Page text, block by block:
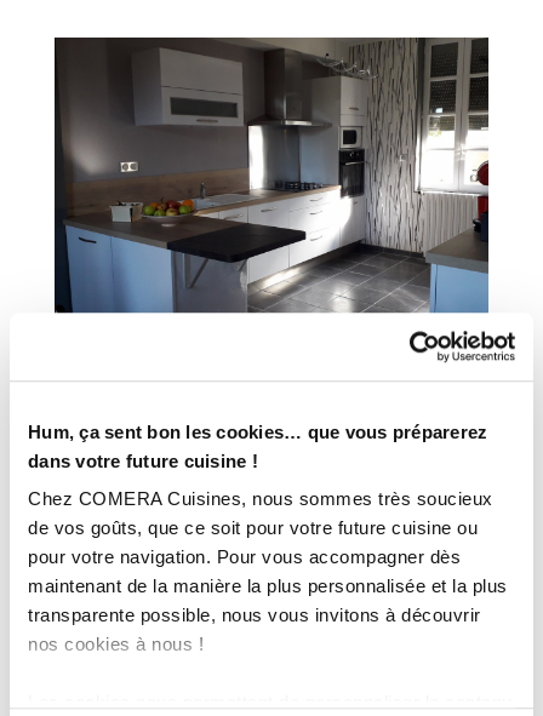
Hum, ça sent bon les cookies… que vous préparerez
dans votre future cuisine !
Chez COMERA Cuisines, nous sommes très soucieux
de vos goûts, que ce soit pour votre future cuisine ou
pour votre navigation. Pour vous accompagner dès
maintenant de la manière la plus personnalisée et la plus
transparente possible, nous vous invitons à découvrir
nos cookies à nous !
INFORMATIONS
TECHNIQUES :
Magasin : COMERA Cuisines à Bourbon-Lancy (71)
COMERA